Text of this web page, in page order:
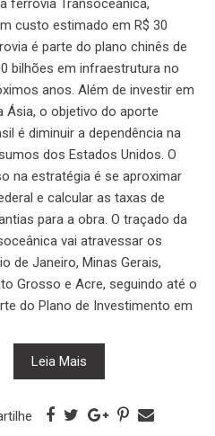
ferrovia Transoceânica,
custo estimado em R$ 30
é parte do plano chinês de
bilhões em infraestrutura no
anos. Além de investir em
Ásia, o objetivo do aporte
é diminuir a dependência na
dos Estados Unidos. O
na estratégia é se aproximar
e calcular as taxas de
para a obra. O traçado da
vai atravessar os
de Janeiro, Minas Gerais,
Grosso e Acre, seguindo até o
do Plano de Investimento em
Leia Mais